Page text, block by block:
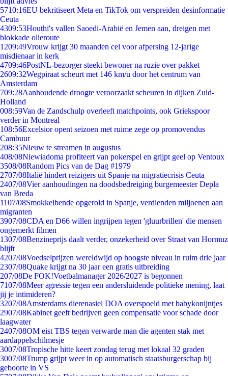
5710:16EU bekritiseert Meta en TikTok om verspreiden desinformatie
Ceuta
4309:53Houthi's vallen Saoedi-Arabië en Jemen aan, dreigen met
blokkade olieroute
1209:49Vrouw krijgt 30 maanden cel voor afpersing 12-jarige
misdienaar in kerk
4709:46PostNL-bezorger steekt bewoner na ruzie over pakket
2609:32Wegpiraat scheurt met 146 km/u door het centrum van
Amsterdam
709:28Aanhoudende droogte veroorzaakt scheuren in dijken Zuid-
Holland
008:59Van de Zandschulp overleeft matchpoints, ook Griekspoor
verder in Montreal
108:56Excelsior opent seizoen met ruime zege op promovendus
Cambuur
208:35Nieuw te streamen in augustus
408/08Niewiadoma profiteert van pokerspel en grijpt geel op Ventoux
3508/08Random Pics van de Dag #1979
2707/08Italië hindert reizigers uit Spanje na migratiecrisis Ceuta
2407/08Vier aanhoudingen na doodsbedreiging burgemeester Depla
van Breda
1107/08Smokkelbende opgerold in Spanje, verdienden miljoenen aan
migranten
3907/08CDA en D66 willen ingrijpen tegen 'gluurbrillen' die mensen
ongemerkt filmen
1307/08Benzineprijs daalt verder, onzekerheid over Straat van Hormuz
blijft
4207/08Voedselprijzen wereldwijd op hoogste niveau in ruim drie jaar
2307/08Quake krijgt na 30 jaar een gratis uitbreiding
207/08De FOK!Voetbalmanager 2026/2027 is begonnen
7107/08Meer agressie tegen een andersluidende politieke mening, laat
jij je intimideren?
3207/08Amsterdams dierenasiel DOA overspoeld met babykonijntjes
2907/08Kabinet geeft bedrijven geen compensatie voor schade door
laagwater
2407/08OM eist TBS tegen verwarde man die agenten stak met
aardappelschilmesje
3007/08Tropische hitte keert zondag terug met lokaal 32 graden
3007/08Trump grijpt weer in op automatisch staatsburgerschap bij
geboorte in VS